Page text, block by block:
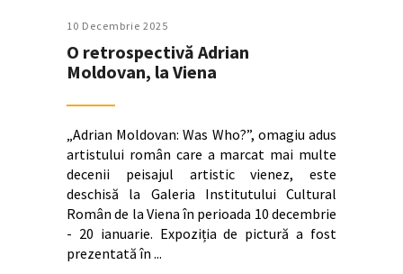
10 Decembrie 2025
O retrospectivă Adrian
Moldovan, la Viena
„Adrian Moldovan: Was Who?”, omagiu adus
artistului român care a marcat mai multe
decenii peisajul artistic vienez, este
deschisă la Galeria Institutului Cultural
Român de la Viena în perioada 10 decembrie
- 20 ianuarie. Expoziția de pictură a fost
prezentată în